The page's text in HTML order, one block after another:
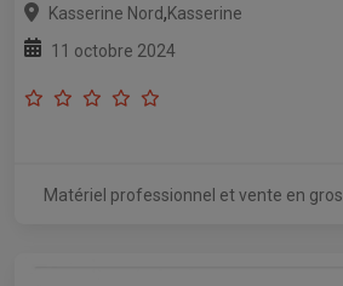
Kasserine Nord,Kasserine
11 octobre 2024
Matériel professionnel et vente en gros